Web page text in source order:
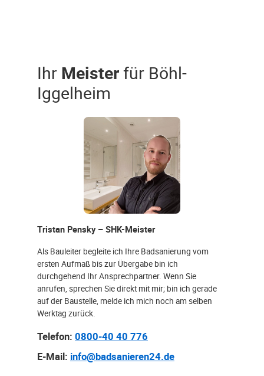
Ihr Meisterfür Böhl-
Iggelheim
Tristan Pensky – SHK-Meister
Als Bauleiter begleite ich Ihre Badsanierung vom
ersten Aufmaß bis zur Übergabe bin ich
durchgehend Ihr Ansprechpartner. Wenn Sie
anrufen, sprechen Sie direkt mit mir; bin ich gerade
auf der Baustelle, melde ich mich noch am selben
Werktag zurück.
Telefon: 0800-40 40 776
E-Mail: info@badsanieren24.de